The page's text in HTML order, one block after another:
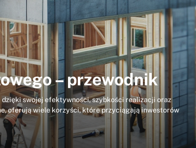
– przewodnik
swojej efektywności, szybkości realizacji oraz
oferują wiele korzyści, które przyciągają inwestorów